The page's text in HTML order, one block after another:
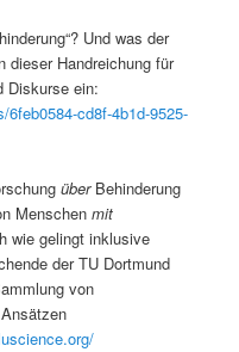
Und was der
dieser Handreichung für
Diskurse ein:
cd8f-4b1d-9525-
überBehinderung
Menschenmit
wie gelingt inklusive
der TU Dortmund
von